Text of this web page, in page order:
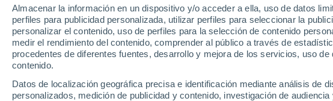
Almacenar la información en un dispositivo y/o acceder a ella, uso de datos
perfiles para publicidad personalizada, utilizar perfiles para seleccionar la
personalizar el contenido, uso de perfiles para la selección de contenido
medir el rendimiento del contenido, comprender al público a través de
procedentes de diferentes fuentes, desarrollo y mejora de los servicios, uso
contenido.
Datos de localización geográfica precisa e identificación mediante análisis de
personalizados, medición de publicidad y contenido, investigación de